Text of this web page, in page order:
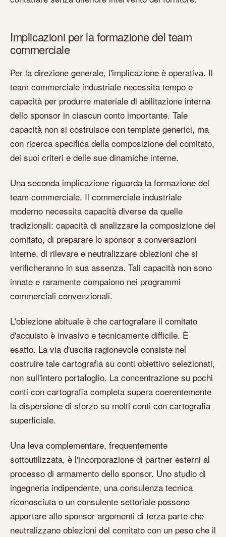
Implicazioni per la formazione del team
commerciale
Per la direzione generale, l'implicazione è operativa. Il
team commerciale industriale necessita tempo e
capacità per produrre materiale di abilitazione interna
dello sponsor in ciascun conto importante. Tale
capacità non si costruisce con template generici, ma
con ricerca specifica della composizione del comitato,
dei suoi criteri e delle sue dinamiche interne.
Una seconda implicazione riguarda la formazione del
team commerciale. Il commerciale industriale
moderno necessita capacità diverse da quelle
tradizionali: capacità di analizzare la composizione del
comitato, di preparare lo sponsor a conversazioni
interne, di rilevare e neutralizzare obiezioni che si
verificheranno in sua assenza. Tali capacità non sono
innate e raramente compaiono nei programmi
commerciali convenzionali.
L'obiezione abituale è che cartografare il comitato
d'acquisto è invasivo e tecnicamente difficile. È
esatto. La via d'uscita ragionevole consiste nel
costruire tale cartografia su conti obiettivo selezionati,
non sull'intero portafoglio. La concentrazione su pochi
conti con cartografia completa supera coerentemente
la dispersione di sforzo su molti conti con cartografia
superficiale.
Una leva complementare, frequentemente
sottoutilizzata, è l'incorporazione di partner esterni al
processo di armamento dello sponsor. Uno studio di
ingegneria indipendente, una consulenza tecnica
riconosciuta o un consulente settoriale possono
apportare allo sponsor argomenti di terza parte che
neutralizzano obiezioni del comitato con un peso che il